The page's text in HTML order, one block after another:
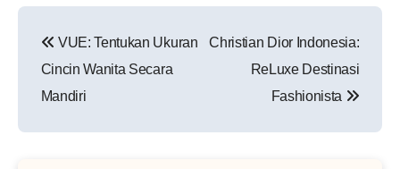
pos
VUE: Tentukan Ukuran
Cincin Wanita Secara
Mandiri
Christian Dior Indonesia:
ReLuxe Destinasi
Fashionista